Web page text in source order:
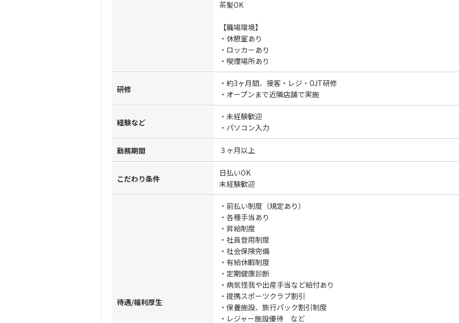
茶髪OK
【職場環境】
・休憩室あり
・ロッカーあり
・喫煙場所あり
研修
・約3ヶ月間、接客・レジ・OJT研修
・オープンまで近隣店舗で実施
経験など
・未経験歓迎
・パソコン入力
勤務期間 ３ヶ月以上
こだわり条件
日払いOK
未経験歓迎
待遇/福利厚生
・前払い制度（規定あり）
・各種手当あり
・昇給制度
・社員登用制度
・社会保険完備
・有給休暇制度
・定期健康診断
・病気怪我や出産手当など給付あり
・提携スポーツクラブ割引
・保養施設、旅行パック割引制度
・レジャー施設優待 など